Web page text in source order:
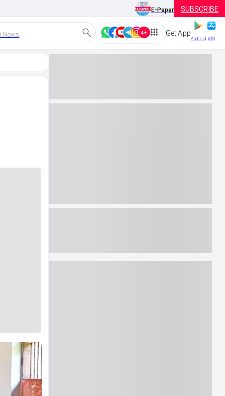
E-Paper SUBSCRIBE
News Get App
Android iOS